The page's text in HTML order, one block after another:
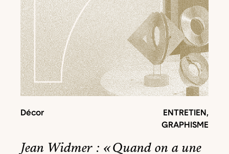
Décor ENTRETIEN,
GRAPHISME
Jean Widmer : « Quand on a une